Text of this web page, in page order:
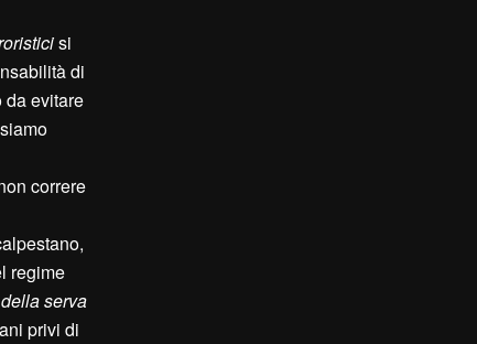
si
di
da evitare
correre
regime
serva
privi di